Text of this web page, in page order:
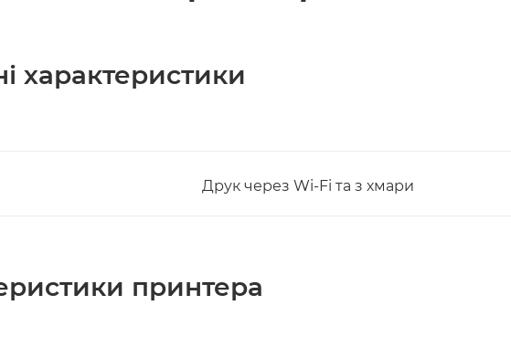
характеристики
Друк через Wi-Fi та з хмари
принтера